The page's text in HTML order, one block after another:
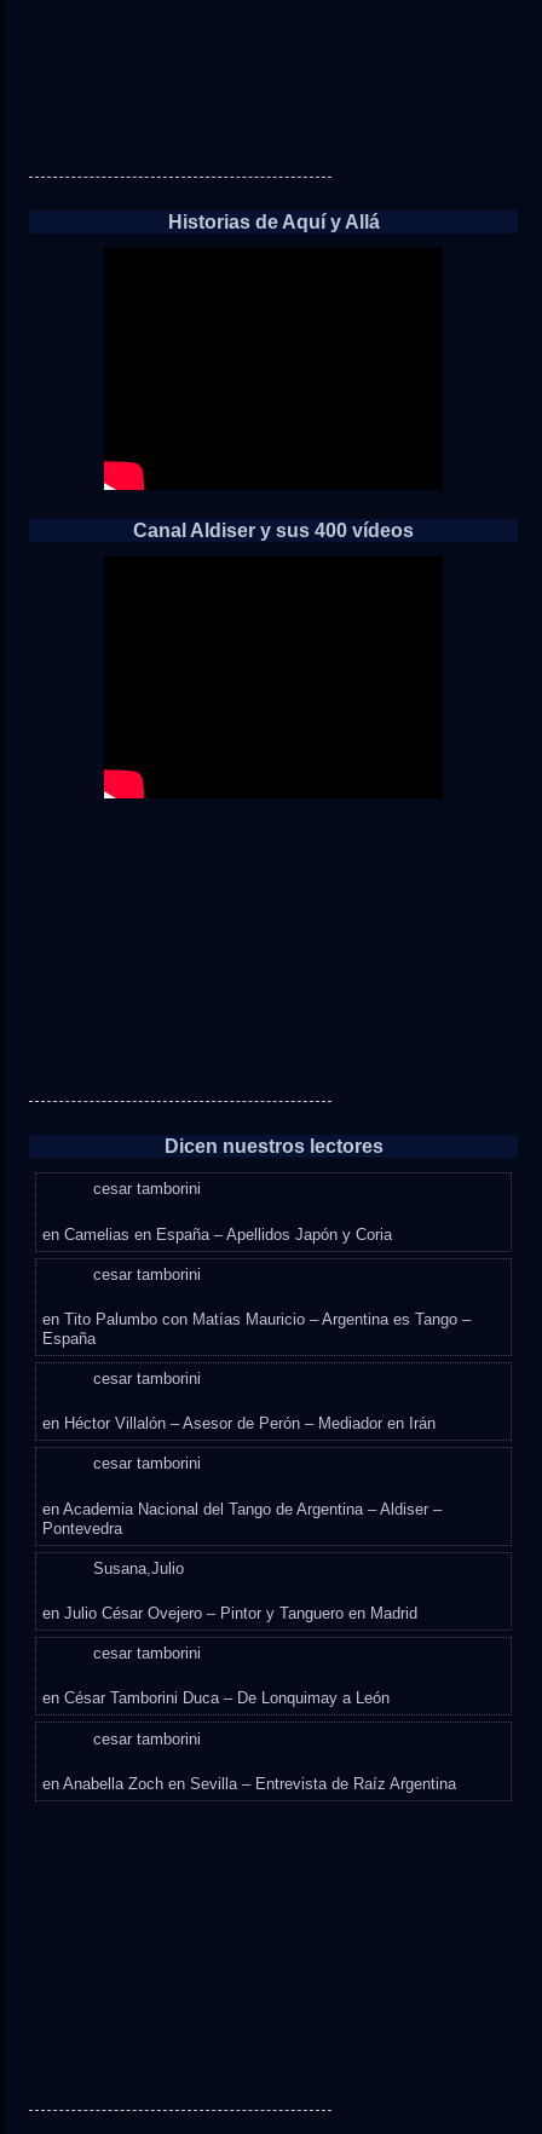
Historias de Aquí y Allá
Canal Aldiser y sus 400 vídeos
Dicen nuestros lectores
cesar tamborini
enCamelias en España – Apellidos Japón y Coria
cesar tamborini
enTito Palumbo con Matías Mauricio – Argentina es Tango –
España
cesar tamborini
en Héctor Villalón – Asesor de Perón – Mediador en Irán
cesar tamborini
enAcademia Nacional del Tango de Argentina – Aldiser –
Pontevedra
Susana,Julio
enJulio César Ovejero – Pintor y Tanguero en Madrid
cesar tamborini
enCésar Tamborini Duca – De Lonquimay a León
cesar tamborini
enAnabella Zoch en Sevilla – Entrevista de Raíz Argentina